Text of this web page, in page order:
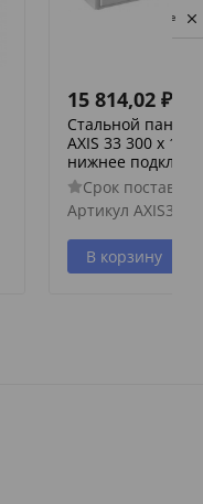
15 814,02 ₽
Стальной
AXIS 33 300 x
нижнее
Срок поставки
Артикул
В корзину
Privacy notice